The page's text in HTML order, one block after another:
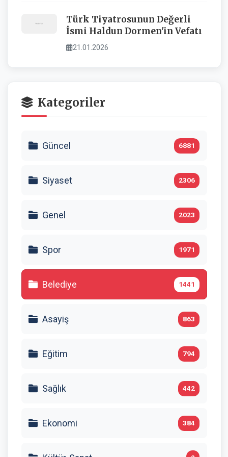
Türk Tiyatrosunun Değerli
İsmi Haldun Dormen'in Vefatı
21.01.2026
Kategoriler
Güncel 6881
Siyaset 2306
Genel 2023
Spor 1971
Belediye 1441
Asayiş 863
Eğitim 794
Sağlık 442
Ekonomi 384